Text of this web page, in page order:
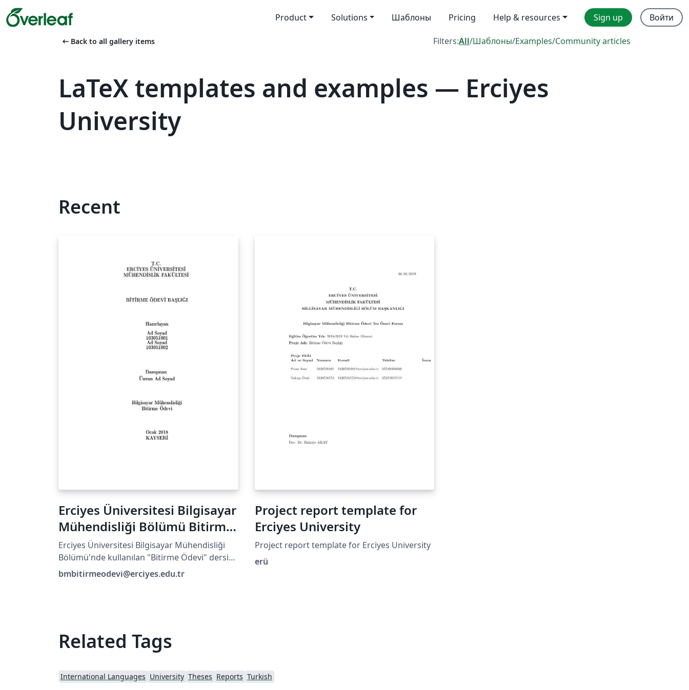
Product Solutions Шаблоны Pricing Help & resources Sign up Войти
arrow_left_alt Back to all gallery items Filters:All/Шаблоны/Examples/Community articles
LaTeX templates and examples — Erciyes
University
Recent
Erciyes Üniversitesi Bilgisayar
Mühendisliği Bölümü Bitirme
Ödevi Tezi
Erciyes Üniversitesi Bilgisayar Mühendisliği
Bölümü'nde kullanılan "Bitirme Ödevi" dersi
tez formatı
bmbitirmeodevi@erciyes.edu.tr
Project report template for
Erciyes University
Project report template for Erciyes University
erü
Related Tags
International Languages University Theses Reports Turkish